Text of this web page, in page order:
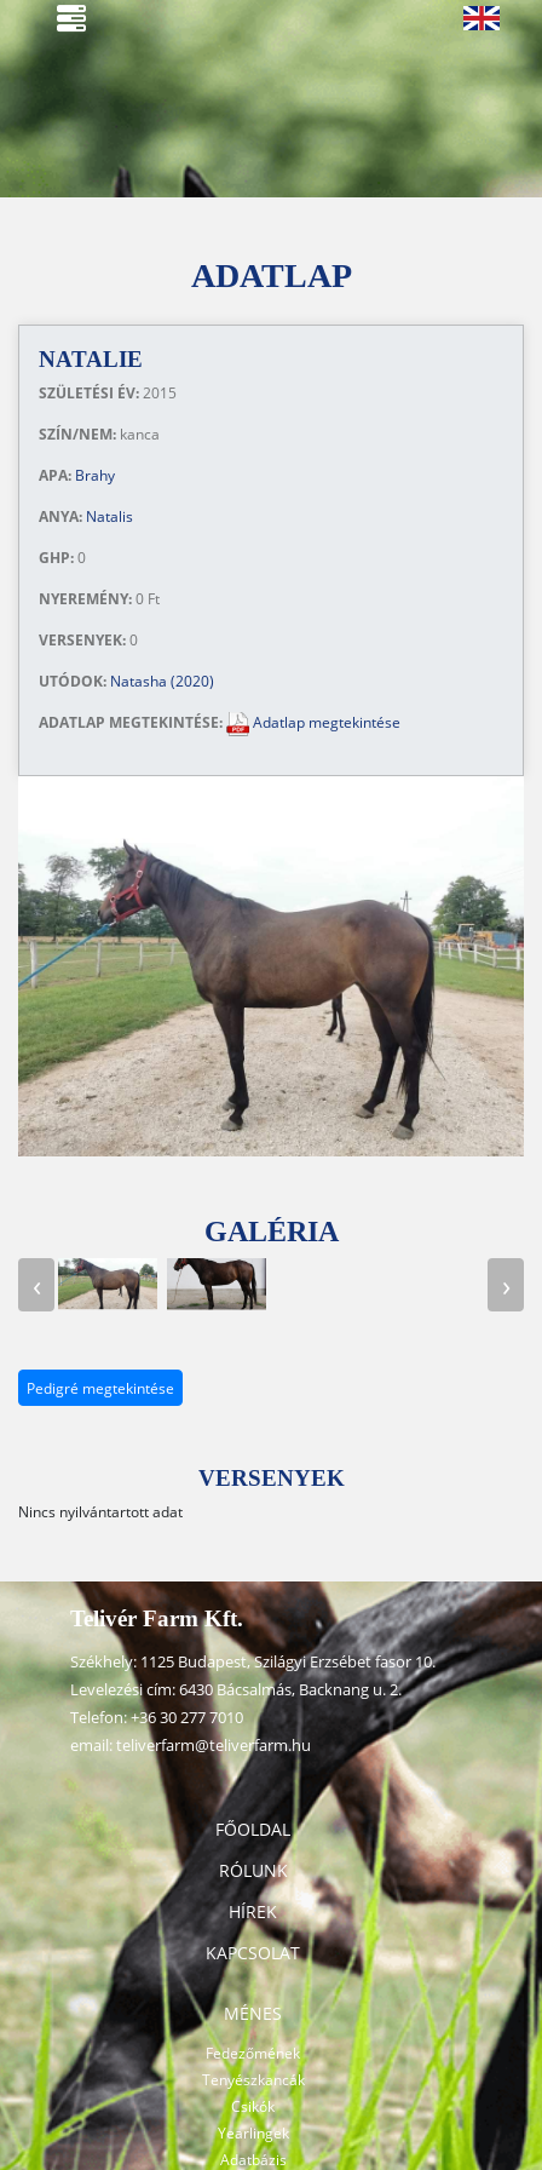
ADATLAP
NATALIE
SZÜLETÉSI ÉV:2015
SZÍN/NEM: kanca
APA: Brahy
ANYA: Natalis
GHP:0
NYEREMÉNY:0 Ft
VERSENYEK:0
UTÓDOK: Natasha (2020)
ADATLAP MEGTEKINTÉSE: Adatlap megtekintése
GALÉRIA
‹ ›
Pedigré megtekintése
VERSENYEK
Nincs nyilvántartott adat
FŐOLDAL
RÓLUNK
HÍREK
KAPCSOLAT
MÉNES
Fedezőmének
Tenyészkancák
Csikók
Yearlingek
Adatbázis
Telivér Farm Kft.
Székhely: 1125 Budapest, Szilágyi Erzsébet fasor 10.
Levelezési cím: 6430 Bácsalmás, Backnang u. 2.
Telefon:+36 30 277 7010
email:teliverfarm@teliverfarm.hu